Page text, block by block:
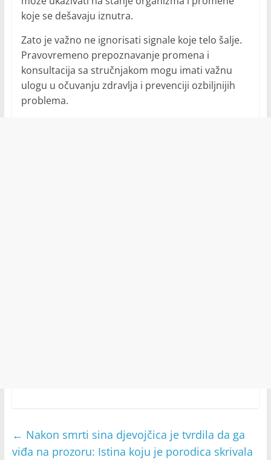
koje se dešavaju iznutra.
Zato je važno ne ignorisati signale koje telo šalje.
Pravovremeno prepoznavanje promena i
konsultacija sa stručnjakom mogu imati važnu
ulogu u očuvanju zdravlja i prevenciji ozbiljnijih
problema.
← Nakon smrti sina djevojčica je tvrdila da ga
viđa na prozoru: Istina koju je porodica skrivala